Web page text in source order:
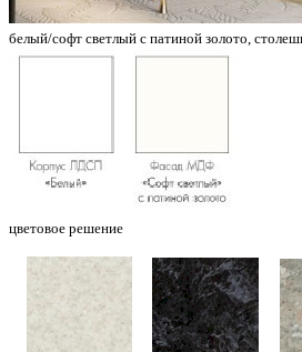
белый/софт светлый с патиной золото,
цветовое решение